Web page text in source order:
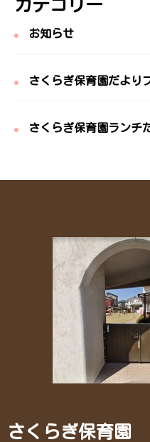
カテゴリー
お知らせ
さくらぎ保育園だより
さくらぎ保育園ランチ
さくらぎ保育園